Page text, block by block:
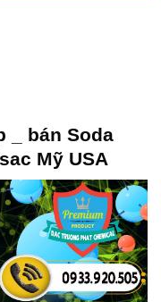
_ bán Soda
Mỹ USA